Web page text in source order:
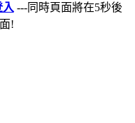
入 ---同時頁面將在5秒後
!